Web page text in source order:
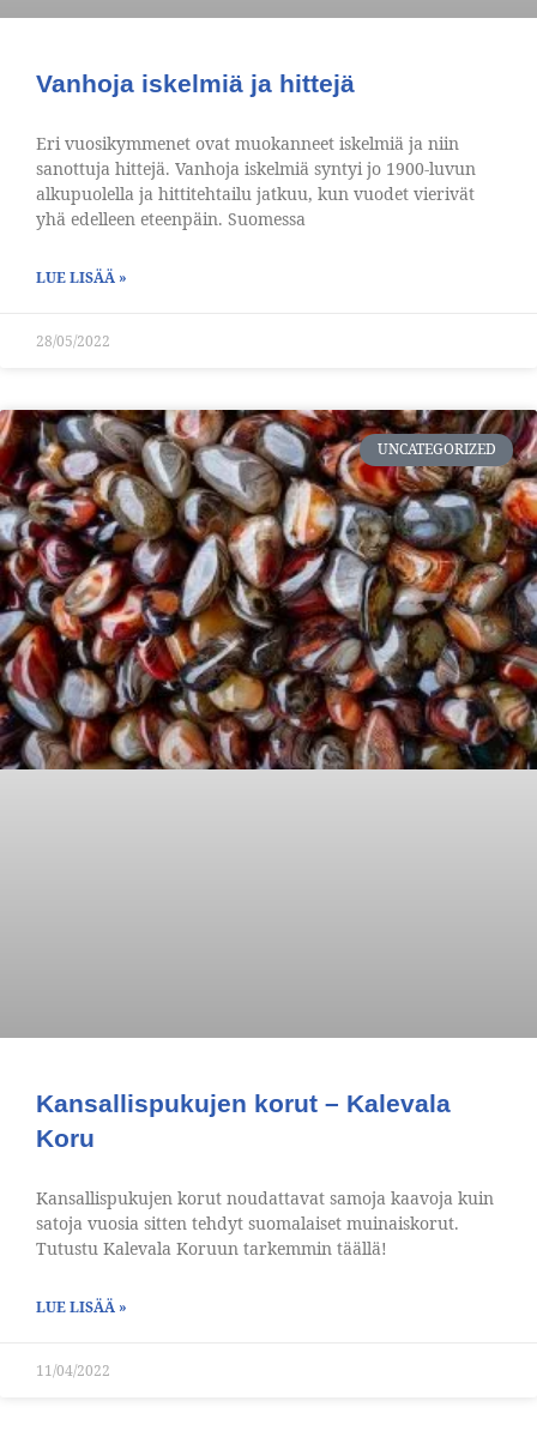
Vanhoja iskelmiä ja hittejä
Eri vuosikymmenet ovat muokanneet iskelmiä ja niin
sanottuja hittejä. Vanhoja iskelmiä syntyi jo 1900-luvun
alkupuolella ja hittitehtailu jatkuu, kun vuodet vierivät
yhä edelleen eteenpäin. Suomessa
LUE LISÄÄ »
28/05/2022
UNCATEGORIZED
Kansallispukujen korut – Kalevala
Koru
Kansallispukujen korut noudattavat samoja kaavoja kuin
satoja vuosia sitten tehdyt suomalaiset muinaiskorut.
Tutustu Kalevala Koruun tarkemmin täällä!
LUE LISÄÄ »
11/04/2022